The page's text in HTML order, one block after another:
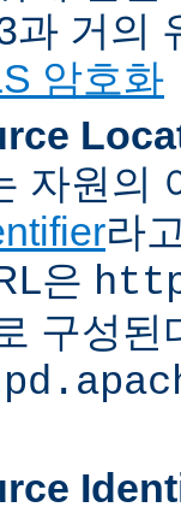
과 거의
암호화
자원의
라
은
구성